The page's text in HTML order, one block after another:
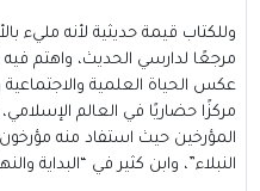
وللكتاب قيمة حديثية لأنه مليء
مرجعًا لدارسي الحديث، واهتم
عكس الحياة العلمية
مركزًا حضاريًا في العالم الإسلامي،
المؤرخين حيث استفاد منه
النبلاء”، وابن كثير في “البداية